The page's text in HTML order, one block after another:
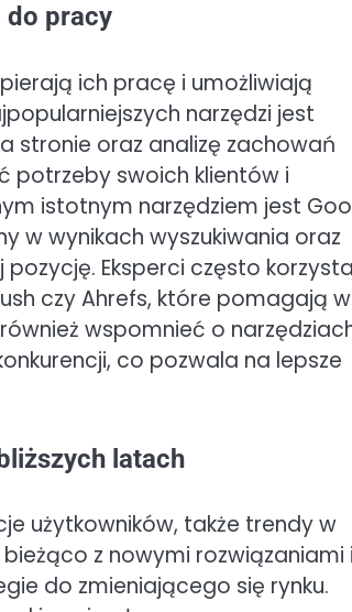
do pracy
ich pracę i umożliwiają
narzędzi jest
stronie oraz analizę zachowań
potrzeby swoich klientów i
istotnym narzędziem jest
w wynikach wyszukiwania oraz
Eksperci często
czy Ahrefs, które pomagają w
wspomnieć o
co pozwala na lepsze
latach
użytkowników, także trendy w
bieżąco z nowymi rozwiązaniami
do zmieniającego się rynku.